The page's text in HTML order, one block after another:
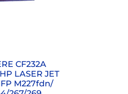
CF232A
LASER JET
M227fdn/